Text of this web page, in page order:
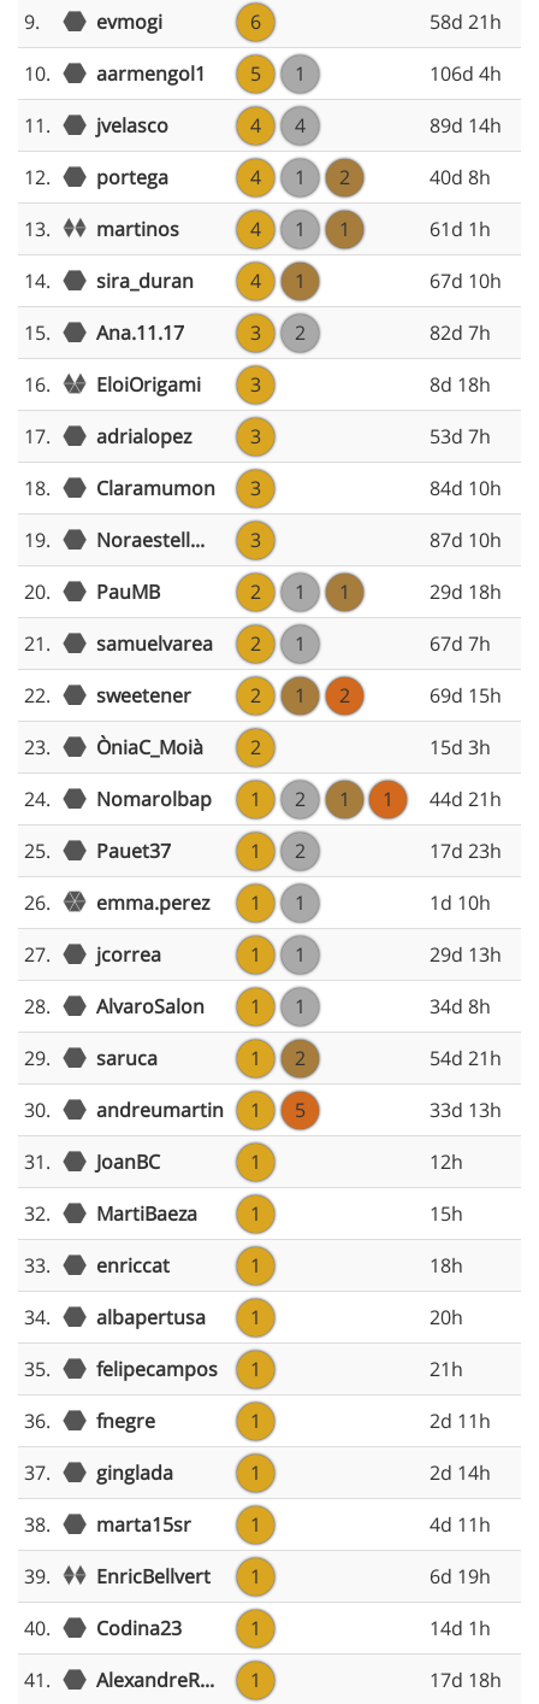
9.
evmogi 6
58d 21h
10.
aarmengol1 5 1
106d 4h
11.
jvelasco 4 4
89d 14h
12.
portega 4 1 2
40d 8h
13.
martinos 4 1 1
61d 1h
14.
sira_duran 4 1
67d 10h
15.
Ana.11.17 3 2
82d 7h
16.
EloiOrigami 3
8d 18h
17.
adrialopez 3
53d 7h
18.
Claramumon 3
84d 10h
19.
Noraestell... 3
87d 10h
20.
PauMB 2 1 1
29d 18h
21.
samuelvarea 2 1
67d 7h
22.
sweetener 2 1 2
69d 15h
23.
ÒniaC_Moià 2
15d 3h
24.
Nomarolbap 1 2 1 1
44d 21h
25.
Pauet37 1 2
17d 23h
26.
emma.perez 1 1
1d 10h
27.
jcorrea 1 1
29d 13h
28.
AlvaroSalon 1 1
34d 8h
29.
saruca 1 2
54d 21h
30.
andreumartin 1 5
33d 13h
31.
JoanBC 1
12h
32.
MartiBaeza 1
15h
33.
enriccat 1
18h
34.
albapertusa 1
20h
35.
felipecampos 1
21h
36.
fnegre 1
2d 11h
37.
ginglada 1
2d 14h
38.
marta15sr 1
4d 11h
39.
EnricBellvert 1
6d 19h
40.
Codina23 1
14d 1h
41.
AlexandreR... 1
17d 18h